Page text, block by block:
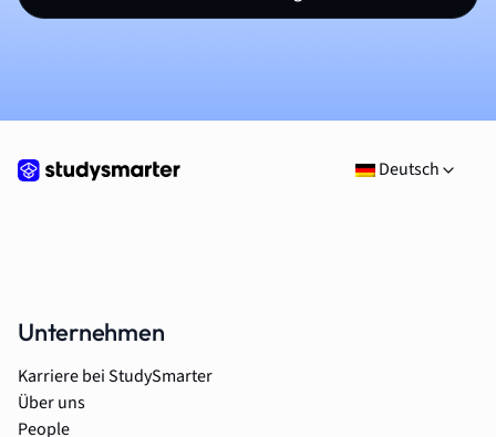
Deutsch
Unternehmen
Karriere bei StudySmarter
Über uns
People